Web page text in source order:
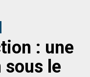
: une
le